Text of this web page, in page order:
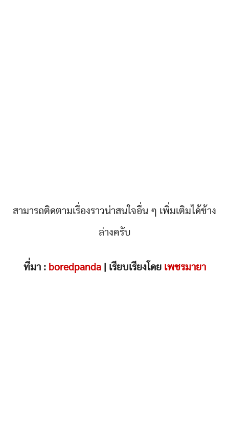
สามารถติดตามเรื่องราวน่าสนใจอื่น ๆ เพิ่มเติมได้ข้าง
ล่างครับ
ที่มา : boredpanda| เรียบเรียงโดย เพชรมายา